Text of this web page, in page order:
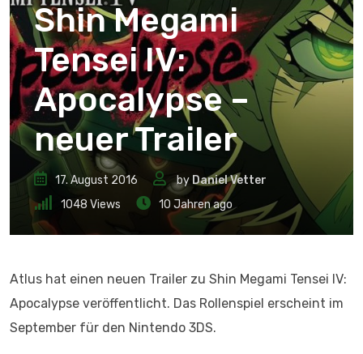
Shin Megami
Tensei IV:
Apocalypse –
neuer Trailer
17. August 2016 by Daniel Vetter
1048 Views 10 Jahren ago
Atlus hat einen neuen Trailer zu Shin Megami Tensei IV:
Apocalypse veröffentlicht. Das Rollenspiel erscheint im
September für den Nintendo 3DS.